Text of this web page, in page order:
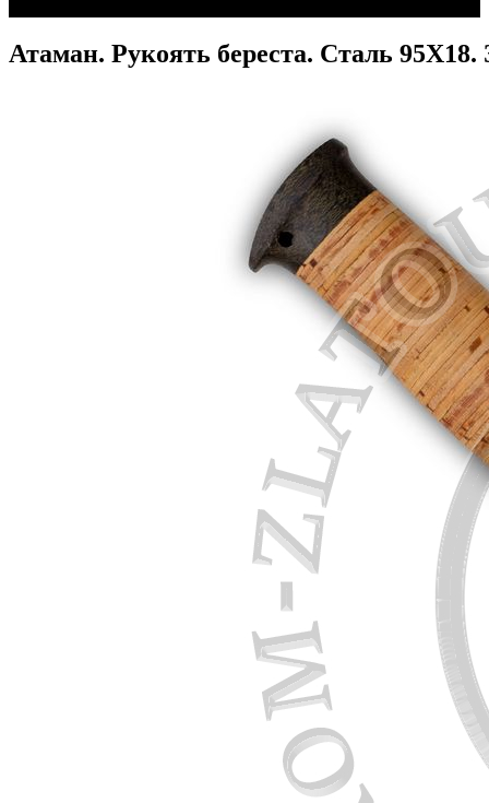
Атаман. Рукоять береста. Сталь 95Х18.